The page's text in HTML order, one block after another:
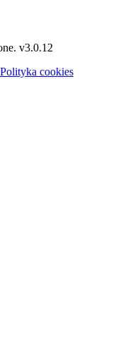
v3.0.12
Polityka cookies